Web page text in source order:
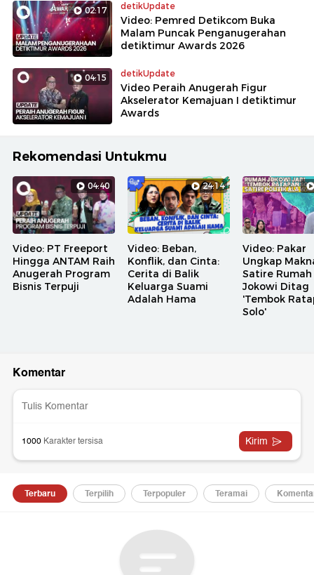
02:17 detikUpdate
Video: Pemred Detikcom Buka
Malam Puncak Penganugerahan
detiktimur Awards 2026
04:15 detikUpdate
Video Peraih Anugerah Figur
Akselerator Kemajuan I detiktimur
Awards
Rekomendasi Untukmu
04:40
Video: PT Freeport
Hingga ANTAM Raih
Anugerah Program
Bisnis Terpuji
24:14
Video: Beban,
Konflik, dan Cinta:
Cerita di Balik
Keluarga Suami
Adalah Hama
Video: Pakar
Ungkap
Satire Rumah
Jokowi Ditag
'Tembok
Solo'